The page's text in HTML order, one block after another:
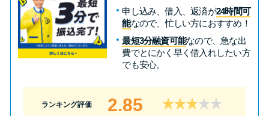
申し込み、借入、返済が24時間可
能なので、忙しい方におすすめ！
最短3分融資可能なので、急な出
費でとにかく早く借入れしたい方
でも安心。
ランキング評価 2.85